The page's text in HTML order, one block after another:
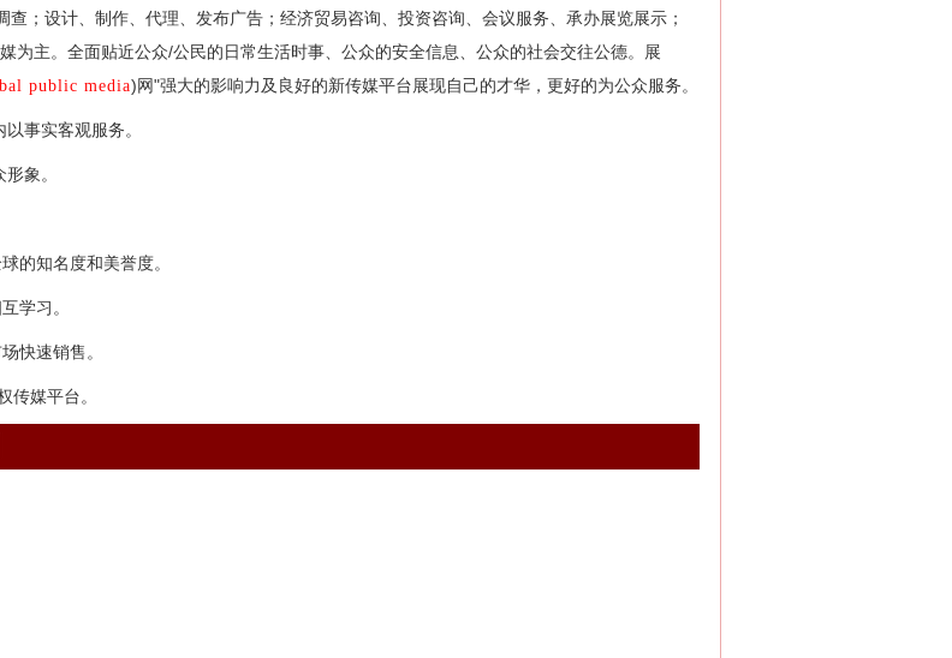
；设计、制作、代理、发布广告；经济贸易咨询、投资咨询、会议服务、承办展览展示；
为主。全面贴近公众/公民的日常生活时事、公众的安全信息、公众的社会交往公德。展
public media)网"强大的影响力及良好的新传媒平台展现自己的才华，更好的为公众服务。
事实客观服务。
象。
的知名度和美誉度。
学习。
快速销售。
传媒平台。